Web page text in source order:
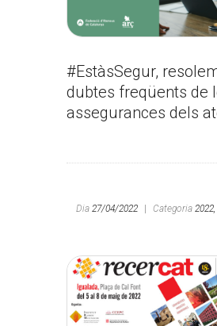
#EstàsSegur,
dubtes freqüents de
assegurances dels
Dia 27/04/2022 Categoria 2022,